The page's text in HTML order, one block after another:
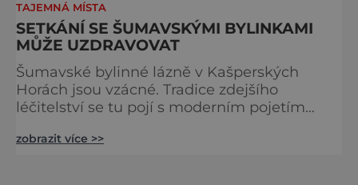
TAJEMNÁ MÍSTA
SETKÁNÍ SE ŠUMAVSKÝMI BYLINKAMI
MŮŽE UZDRAVOVAT
Šumavské bylinné lázně v Kašperských
Horách jsou vzácné. Tradice zdejšího
léčitelství se tu pojí s moderním pojetím
naprosto výjimečné a přitom vlastně totálně
zobrazit více >>